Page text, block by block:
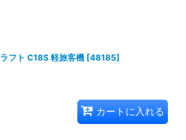
フト C18S 軽旅客機 [48185]
カートに入れる